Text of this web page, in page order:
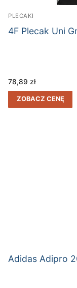
PLECAKI
4F Plecak Uni
78,89 zł
ZOBACZ CENĘ
Adidas Adipro